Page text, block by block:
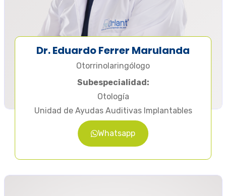
Dr. Eduardo Ferrer Marulanda
Otorrinolaringólogo
Subespecialidad:
Otología
Unidad de Ayudas Auditivas Implantables
Whatsapp